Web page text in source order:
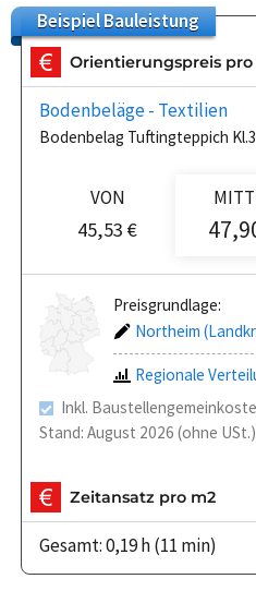
BeispielBauleistung
Orientierungspreis pro
Bodenbeläge - Textilien
Bodenbelag Tuftingteppich
VON
45,53 €
Preisgrundlage:
Northeim
Regionale
Inkl.
Stand: August 2026 (ohne USt.)
Zeitansatz pro m2
Gesamt: 0,19 h (11 min)